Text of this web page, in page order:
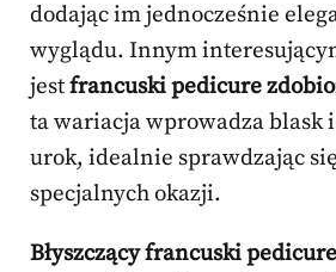
dodając im jednocześnie
wyglądu. Innym
jestfrancuski pedicure
ta wariacja wprowadza blask
urok, idealnie sprawdzając
specjalnych okazji.
Błyszczący francuski pedicure